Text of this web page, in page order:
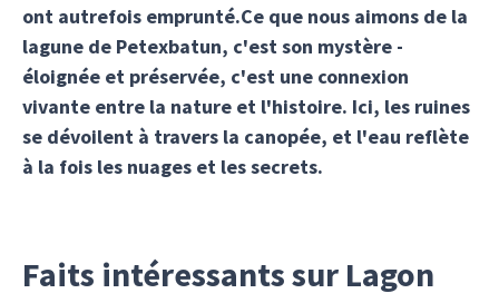
ont autrefois emprunté.Ce que nous aimons de la
lagune de Petexbatun, c'est son mystère -
éloignée et préservée, c'est une connexion
vivante entre la nature et l'histoire. Ici, les ruines
se dévoilent à travers la canopée, et l'eau reflète
à la fois les nuages et les secrets.
Faits intéressants sur Lagon